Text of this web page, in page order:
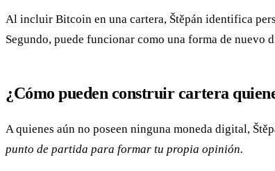
Al incluir Bitcoin en una cartera, Štěpán identifica
Segundo, puede funcionar como una forma de
¿Cómo pueden construir cartera
A quienes aún no poseen ninguna moneda digital,
punto de partida para formar tu propia opinión.